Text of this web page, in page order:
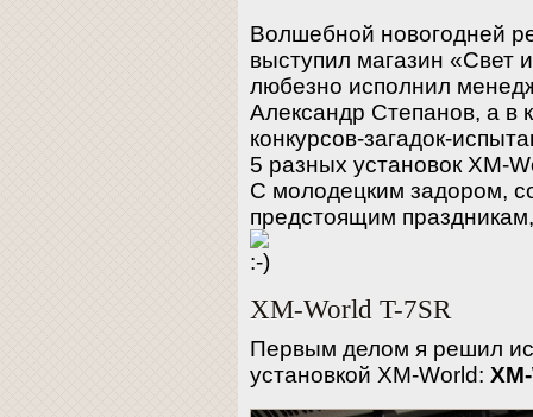
Волшебной новогодней
выступил магазин «Свет
любезно исполнил
Александр Степанов, а в
конкурсов-загадок-
5 разных установок XM-
С молодецким задором,
предстоящим
XM-World T-7SR
Первым делом я решил
установкой ХM-World: